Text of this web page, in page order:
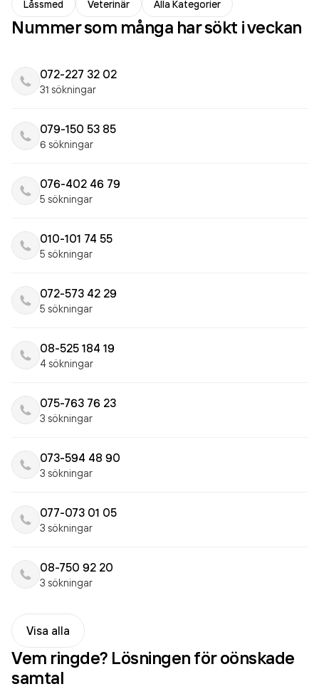
Låssmed Veterinär Alla Kategorier
Nummer som många har sökt i veckan
072-227 32 02
31 sökningar
079-150 53 85
6 sökningar
076-402 46 79
5 sökningar
010-101 74 55
5 sökningar
072-573 42 29
5 sökningar
08-525 184 19
4 sökningar
075-763 76 23
3 sökningar
073-594 48 90
3 sökningar
077-073 01 05
3 sökningar
08-750 92 20
3 sökningar
Visa alla
Vem ringde? Lösningen för oönskade
samtal